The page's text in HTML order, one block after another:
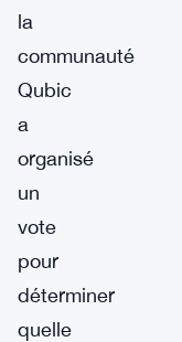
la
communauté
Qubic
a
organisé
un
vote
pour
déterminer
quelle